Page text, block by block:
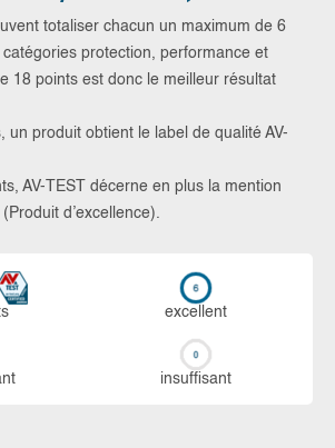
totaliser chacun un maximum de 6
protection, performance et
18 points est donc le meilleur résultat
un produit obtient le label de qualité AV-
AV-TEST décerne en plus la mention
d’excellence).
ex­cellent
in­suf­fi­sant